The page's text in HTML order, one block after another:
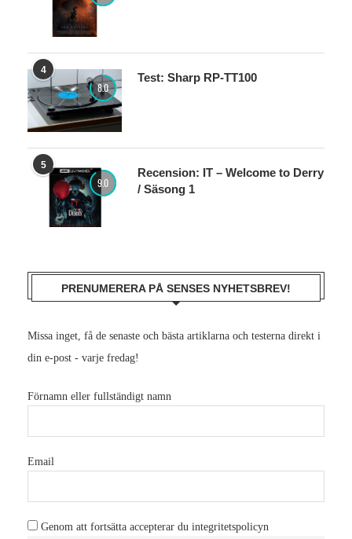
4
8.0
Test: Sharp RP-TT100
5
9.0
Recension: IT – Welcome to Derry
/ Säsong 1
PRENUMERERA PÅ SENSES NYHETSBREV!
Missa inget, få de senaste och bästa artiklarna och testerna direkt i
din e-post - varje fredag!
Förnamn eller fullständigt namn
Email
Genom att fortsätta accepterar du integritetspolicyn